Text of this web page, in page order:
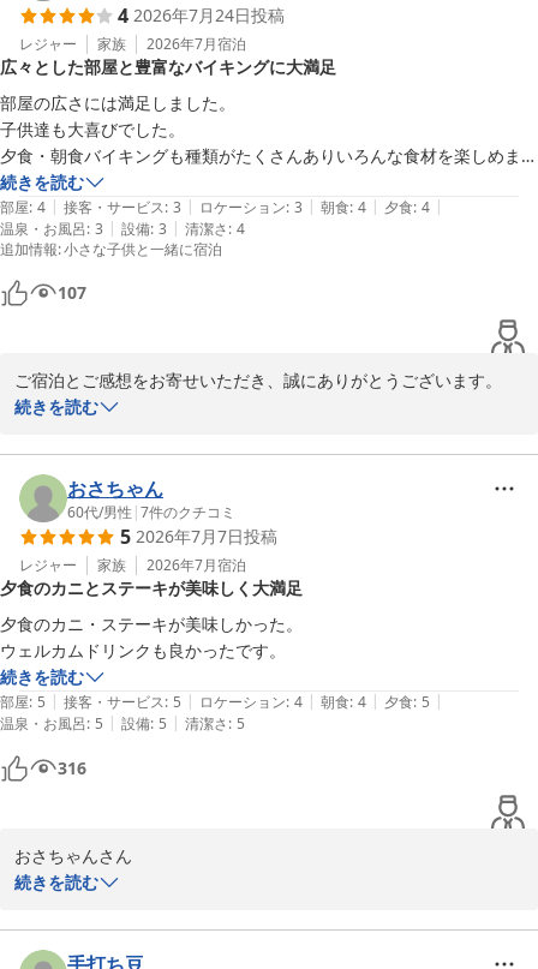
スタッフ一同心よりお待ちしております。
ウェルネスの森 伊東（共立リゾート）
2026-07-28
4 2026年7月24日投稿
レジャー 家族 2026年7月宿泊
広々とした部屋と豊富なバイキングに大満足
部屋の広さには満足しました。
子供達も大喜びでした。
夕食・朝食バイキングも種類がたくさんありいろんな食材を楽しめまし
た。
続きを読む
部屋: 4 | 接客・サービス: 3 | ロケーション: 3 | 朝食: 4 | 夕食: 4 |
温泉・お風呂: 3 | 設備: 3 | 清潔さ: 4
追加情報:小さな子供と一緒に宿泊
107
ご宿泊とご感想をお寄せいただき、誠にありがとうございます。
多彩なバイキングや広いお部屋をお楽しみいただけたとのお言葉は
お子様の笑顔を拝見でき安心いたしました。
これからも皆様にご満足いただけるようサービス向上に努めてまい
ります。
今後とも居心地の良い空間づくりに努めてまいりますので、またお
越しいただければ幸いです。
またのご利用を心よりお待ちしております。
ウェルネの森伊東　スタッフ一同
ウェルネスの森 伊東（共立リゾート）
2026-07-28
続きを読む
おさちゃん
60代/男性 |7件のクチコミ
5 2026年7月7日投稿
レジャー 家族 2026年7月宿泊
夕食のカニとステーキが美味しく大満足
夕食のカニ・ステーキが美味しかった。
ウェルカムドリンクも良かったです。
続きを読む
部屋: 5 | 接客・サービス: 5 | ロケーション: 4 | 朝食: 4 | 夕食: 5 |
温泉・お風呂: 5 | 設備: 5 | 清潔さ: 5
316
おさちゃんさん
この度は当館をご利用いただきありがとうございました。
とのお言葉、大変ありがたく存じます。
これからもご期待に添えるよう努めてまいりますので、次回もくつ
続きを読む